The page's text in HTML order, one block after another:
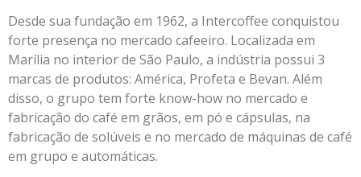
Desde sua fundação em 1962, a Intercoffee conquistou
forte presença no mercado cafeeiro. Localizada em
Marília no interior de São Paulo, a indústria possui 3
marcas de produtos: América, Profeta e Bevan. Além
disso, o grupo tem forte know-how no mercado e
fabricação do café em grãos, em pó e cápsulas, na
fabricação de solúveis e no mercado de máquinas de café
em grupo e automáticas.